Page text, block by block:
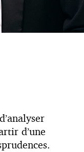
d’une